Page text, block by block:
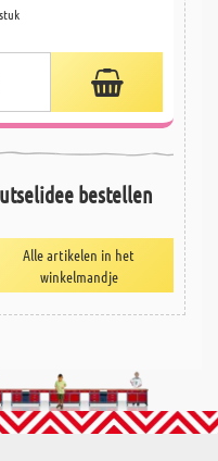
bestellen
Alle artikelen in het
winkelmandje